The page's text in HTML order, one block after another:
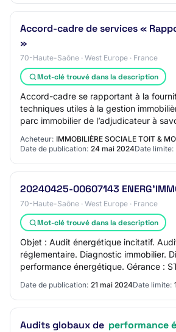
Accord-cadre de services «
»
70-Haute-Saône · West Europe · France
Mot-clé trouvé dans la description
Accord-cadre se rapportant à la
techniques utiles à la gestion
parc immobilier de l’adjudicateur à
énergétique, certification PEB, me…
Acheteur: IMMOBILIÈRE SOCIALE TOIT &
Date de publication: 24 mai 2024Date limite:
20240425-00607143
70-Haute-Saône · West Europe · France
Mot-clé trouvé dans la description
Objet : Audit énergétique incitatif.
réglementaire. Diagnostic immobilier.
performance énergétique. Gérance :
…
Date de publication: 21 mai 2024Date limite:
Audits globaux de performance